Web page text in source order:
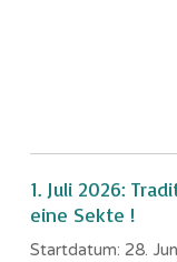
1. Juli 2026:
eine Sekte !
Startdatum: 28.